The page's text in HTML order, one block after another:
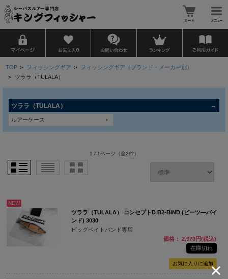
TOP > フィッシングギア > フィッシングギア（ブランド・メーカー別）
> ツララ（TULALA）
ツララ（TULALA）
ルアーケース
1 / 1ページ （全2件）
NEW
ツララ（TULALA） コンセプトD B2-BIND (ビーツ―バイ
ンド) 3030
ビッグベイトバンド専用
価格： 2,970円(税込)
在庫切れ